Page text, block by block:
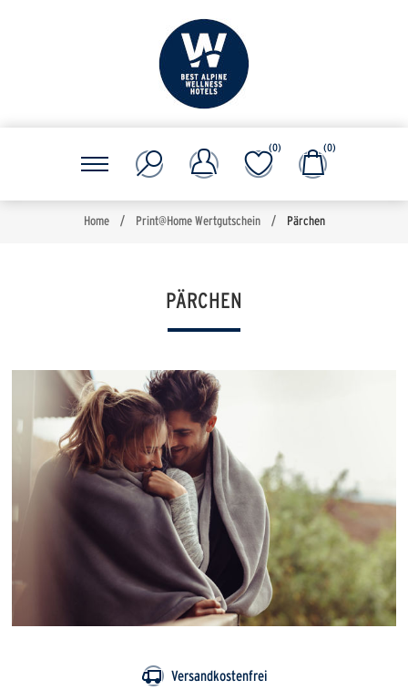
(0) (0)
Home / Print@Home Wertgutschein / Pärchen
PÄRCHEN
Versandkostenfrei